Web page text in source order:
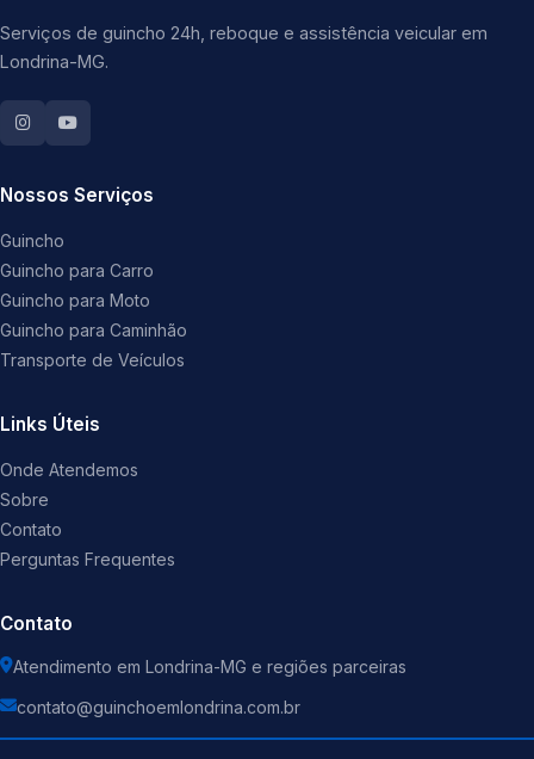
Serviços de guincho 24h, reboque e assistência veicular em
Londrina-MG.
Nossos Serviços
Guincho
Guincho para Carro
Guincho para Moto
Guincho para Caminhão
Transporte de Veículos
Links Úteis
Onde Atendemos
Sobre
Contato
Perguntas Frequentes
Contato
Atendimento em Londrina-MG e regiões parceiras
contato@guinchoemlondrina.com.br